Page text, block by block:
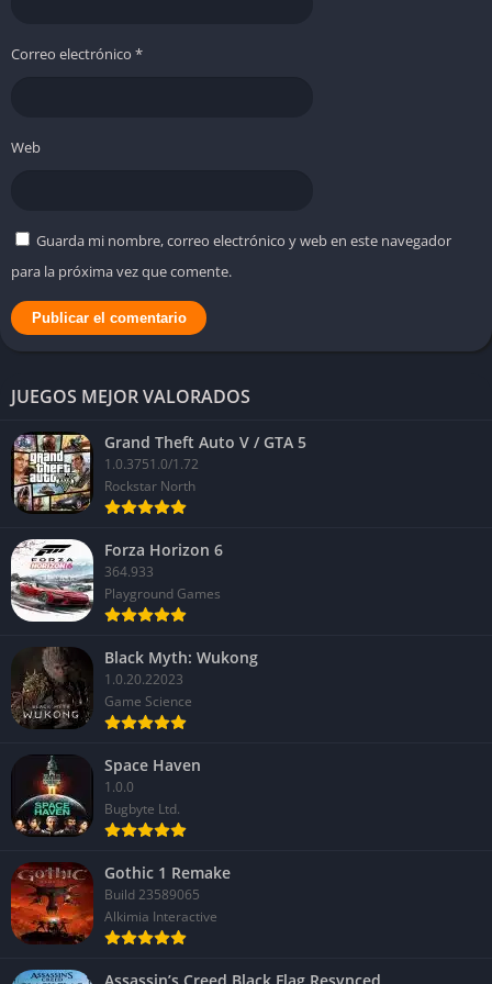
Correo electrónico *
Web
Guarda mi nombre, correo electrónico y web en este navegador
para la próxima vez que comente.
JUEGOS MEJOR VALORADOS
Grand Theft Auto V / GTA 5
1.0.3751.0/1.72
Rockstar North
Forza Horizon 6
364.933
Playground Games
Black Myth: Wukong
1.0.20.22023
Game Science
Space Haven
1.0.0
Bugbyte Ltd.
Gothic 1 Remake
Build 23589065
Alkimia Interactive